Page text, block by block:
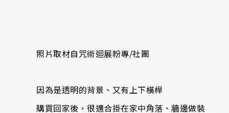
照片取材自咒術迴展粉專/社團
因為是透明的背景、又有上下橫桿
購買回家後，很適合掛在家中角落、牆邊做裝